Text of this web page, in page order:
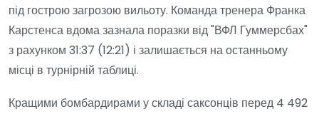
під гострою загрозою вильоту. Команда тренера Франка
Карстенса вдома зазнала поразки від "ВФЛ Гуммерсбах"
з рахунком 31:37 (12:21) і залишається на останньому
місці в турнірній таблиці.
Кращими бомбардирами у складі саксонців перед 4 492